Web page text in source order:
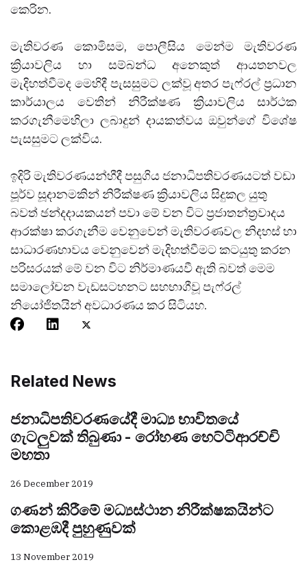
කෙරින.
මැතිවරණ කොමිසම, පොලීසිය මෙන්ම මැතිවරණ
ක්‍රියාවලිය හා සම්බන්ධ අනෙකුත් ආයතනවල
මැදිහත්වීමද මෙහිදී පැසසුමට ලක්වූ අතර පැෆ්රල් ප්‍රධාන
කාර්යාලය වෙතින් නිරීක්ෂණ ක්‍රියාවලිය සාර්ථක
කරගැනීමෙහිලා ලබාදුන් දායකත්වය ඔවුන්ගේ විශේෂ
පැසසුමට ලක්විය.
ඉදිරි මැතිවරණයන්හීදී පසුගිය ජනාධිපතිවරණයටත් වඩා
පූර්ව සූදානමකින් නිරීක්ෂණ ක්‍රියාවලිය සිදුකල යුතු
බවත් ඡන්දදායකයන් පවා මේ වන විට ප්‍රජාතන්ත්‍රවාදය
ආරක්ෂා කරගැනීම වෙනුවෙන් මැතිවරණවල නිදහස් හා
සාධාරණභාවය වෙනුවෙන් මැදිහත්වීමට කටයුතු කරන
පරිසරයක් මේ වන විට නිර්මාණයවී ඇති බවත් මෙම
සමාලෝචන වැඩසටහනට සහභාගීවූ පැෆ්රල්
නියෝජිතයින් අවධාරණය කර සිටියහ.
Related News
ජනාධිපතිවරණයේදී මාධ්‍ය භාවිතයේ
ගැටලුවක් තිබුණා - රෝහණ හෙට්ටිආරච්චි
මහතා
26 December 2019
ගණන් කිරීමේ මධ්‍යස්ථාන නිරීක්ෂකයින්ට
කොළඹදී පුහුණුවක්
13 November 2019